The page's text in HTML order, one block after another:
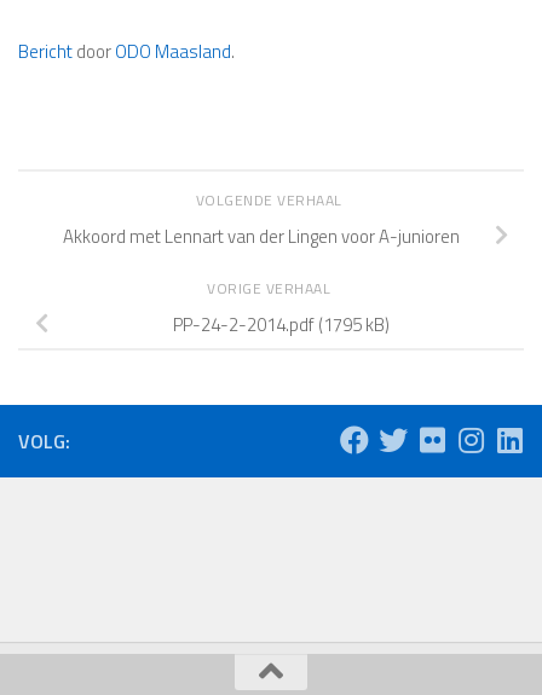
BerichtdoorODO Maasland.
VOLGENDE VERHAAL
Akkoord met Lennart van der Lingen voor A-junioren
VORIGE VERHAAL
PP-24-2-2014.pdf (1795 kB)
VOLG: